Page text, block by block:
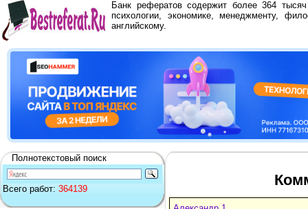
Банк рефератов содержит более 364
психологии, экономике, менеджменту,
английскому.
Полнотекстовый поиск
Всего работ: 364139